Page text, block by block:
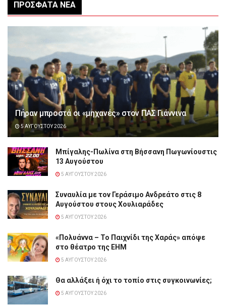
ΠΡΌΣΦΑΤΑ ΝΈΑ
Πήραν μπροστά οι «μηχανές» στον ΠΑΣ Γιάννινα
5 ΑΥΓΟΎΣΤΟΥ 2026
Μπίγαλης-Πωλίνα στη Βήσσανη Πωγωνίουστις
13 Αυγούστου
5 ΑΥΓΟΎΣΤΟΥ 2026
Συναυλία με τον Γεράσιμο Ανδρεάτο στις 8
Αυγούστου στους Χουλιαράδες
5 ΑΥΓΟΎΣΤΟΥ 2026
«Πολυάννα – Το Παιχνίδι της Χαράς» απόψε
στο θέατρο της ΕΗΜ
5 ΑΥΓΟΎΣΤΟΥ 2026
Θα αλλάξει ή όχι το τοπίο στις συγκοινωνίες;
5 ΑΥΓΟΎΣΤΟΥ 2026